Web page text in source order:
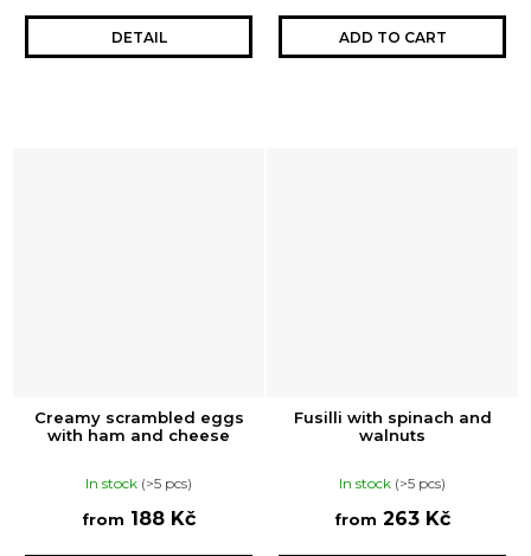
DETAIL ADD TO CART
Creamy scrambled eggs
with ham and cheese
In stock (>5 pcs)
from 188 Kč
Fusilli with spinach and
walnuts
In stock (>5 pcs)
from 263 Kč